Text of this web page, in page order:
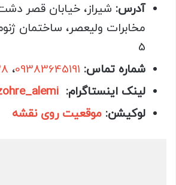
آدرس: شیراز، خیابان قصر
5
شماره تماس: 09383645191،
لینک اینستاگرام:
لوکیشن: موقعیت روی نقشه